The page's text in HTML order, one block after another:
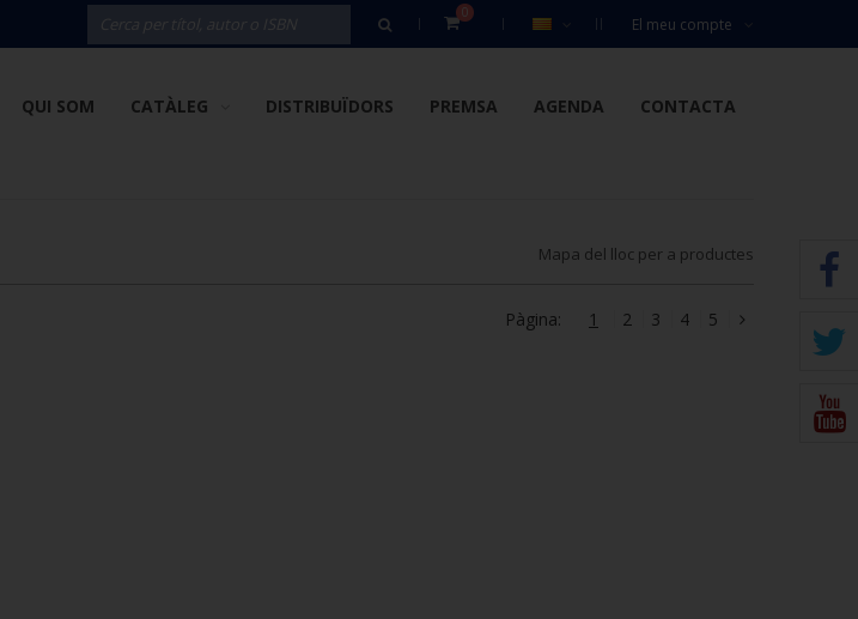
El meu compte
0
QUI SOM CATÀLEG DISTRIBUÏDORS PREMSA AGENDA CONTACTA
Mapa del lloc per a productes
Pàgina: 1 2 3 4 5